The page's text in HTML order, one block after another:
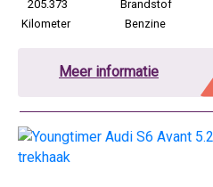
205.373
Kilometer
Brandstof
Benzine
Meer informatie